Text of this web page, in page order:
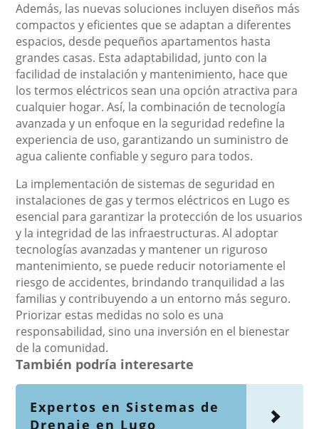
Además, las nuevas soluciones incluyen diseños más
compactos y eficientes que se adaptan a diferentes
espacios, desde pequeños apartamentos hasta
grandes casas. Esta adaptabilidad, junto con la
facilidad de instalación y mantenimiento, hace que
los termos eléctricos sean una opción atractiva para
cualquier hogar. Así, la combinación de tecnología
avanzada y un enfoque en la seguridad redefine la
experiencia de uso, garantizando un suministro de
agua caliente confiable y seguro para todos.
La implementación de sistemas de seguridad en
instalaciones de gas y termos eléctricos en Lugo es
esencial para garantizar la protección de los usuarios
y la integridad de las infraestructuras. Al adoptar
tecnologías avanzadas y mantener un riguroso
mantenimiento, se puede reducir notoriamente el
riesgo de accidentes, brindando tranquilidad a las
familias y contribuyendo a un entorno más seguro.
Priorizar estas medidas no solo es una
responsabilidad, sino una inversión en el bienestar
de la comunidad.
También podría interesarte
Expertos en Sistemas de
Drenaje en Lugo